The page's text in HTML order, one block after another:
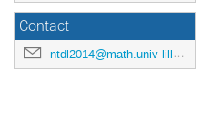
Contact
ntdl2014@math.univ-lille1.fr